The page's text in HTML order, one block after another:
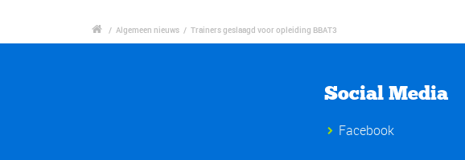
/ Algemeen nieuws / Trainers geslaagd voor opleiding BBAT3
Social Media
Facebook